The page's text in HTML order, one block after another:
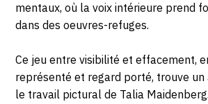
mentaux, où la voix intérieure prend
dans des oeuvres-refuges.
Ce jeu entre visibilité et effacement,
représenté et regard porté, trouve un
le travail pictural de Talia